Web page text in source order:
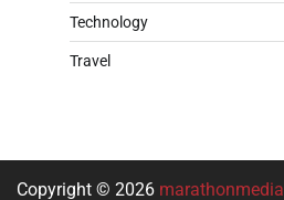
Technology
Travel
Copyright © 2026 marathonmedia